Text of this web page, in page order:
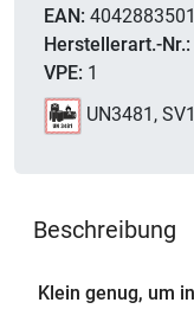
EAN:
Herstellerart.-Nr.:
VPE: 1
UN3481,
Beschreibung
Klein genug, um